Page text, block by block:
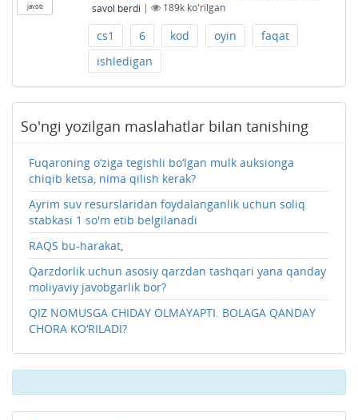
javob
savol berdi | 189kko'rilgan
cs1 6 kod oyin
faqat
ishledigan
So'ngi yozilgan maslahatlar bilan tanishing
Fuqaroning o‘ziga tegishli bo‘lgan mulk auksionga
chiqib ketsa, nima qilish kerak?
Ayrim suv resurslaridan foydalanganlik uchun soliq
stabkasi 1 so'm etib belgilanadi
RAQS bu-harakat,
Qarzdorlik uchun asosiy qarzdan tashqari yana qanday
moliyaviy javobgarlik bor?
QIZ NOMUSGA CHIDAY OLMAYAPTI. BOLAGA QANDAY
CHORA KO‘RILADI?